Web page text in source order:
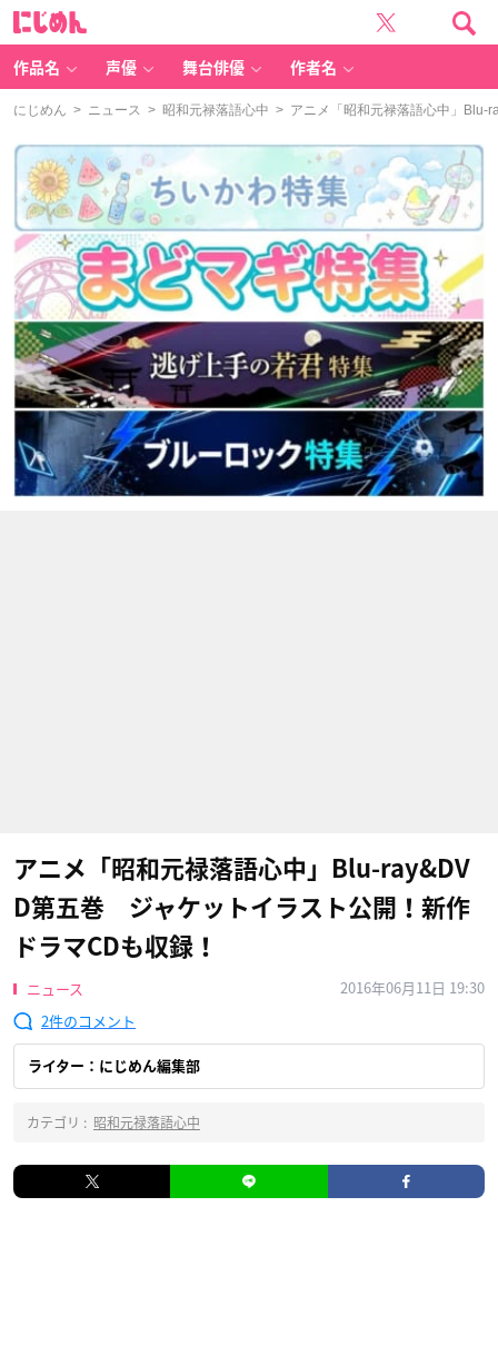
作品名 声優 舞台俳優 作者名
にじめん > ニュース > 昭和元禄落語心中 > アニメ「昭和元禄落語心中」Blu-
アニメ「昭和元禄落語心中」Blu-ray&DV
D第五巻 ジャケットイラスト公開！新作
ドラマCDも収録！
ニュース
2016年06月11日 19:30
2
ライター：にじめん編集部
カテゴリ : 昭和元禄落語心中